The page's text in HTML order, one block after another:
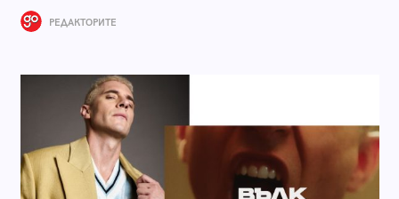
РЕДАКТОРИТЕ